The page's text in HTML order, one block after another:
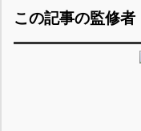
この記事の監修者